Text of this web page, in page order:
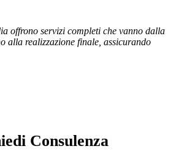
offrono servizi completi che vanno dalla
alla realizzazione finale, assicurando
Consulenza